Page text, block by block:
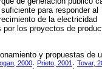
para responder al
de la electricidad
los proyectos de
y propuestas de
2000; Prieto, 2001 ; Tovar,